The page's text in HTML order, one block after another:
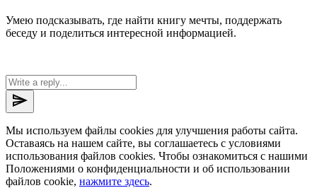
Умею подсказывать, где найти книгу мечты, поддержать
беседу и поделиться интересной информацией.
send
Мы используем файлы cookies для улучшения работы сайта.
Оставаясь на нашем сайте, вы соглашаетесь с условиями
использования файлов cookies. Чтобы ознакомиться с нашими
Положениями о конфиденциальности и об использовании
файлов cookie, нажмите здесь.